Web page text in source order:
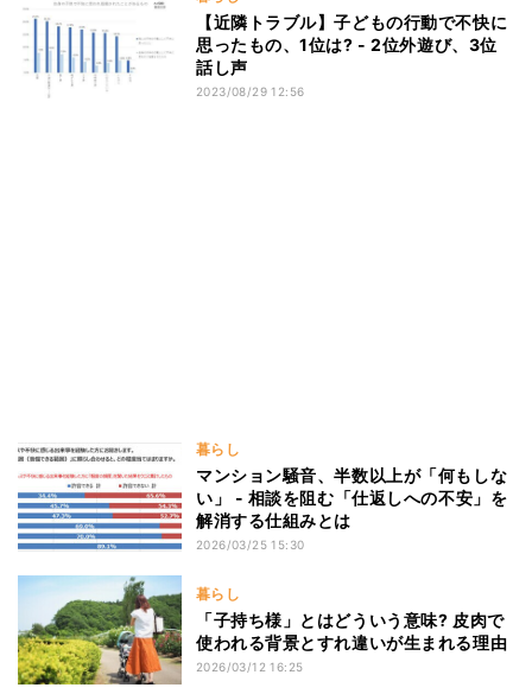
【近隣トラブル】子どもの行動で不快に
思ったもの、1位は? - 2位外遊び、3位
話し声
2023/08/29 12:56
暮らし
マンション騒音、半数以上が「何もしな
い」 - 相談を阻む「仕返しへの不安」を
解消する仕組みとは
2026/03/25 15:30
暮らし
「子持ち様」とはどういう意味? 皮肉で
使われる背景とすれ違いが生まれる理由
2026/03/12 16:25